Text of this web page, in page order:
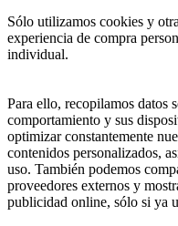
Sólo utilizamos cookies y
experiencia de compra
individual.
Para ello, recopilamos datos
comportamiento y sus
optimizar constantemente
contenidos personalizados,
uso. También podemos
proveedores externos y
publicidad online, sólo si ya